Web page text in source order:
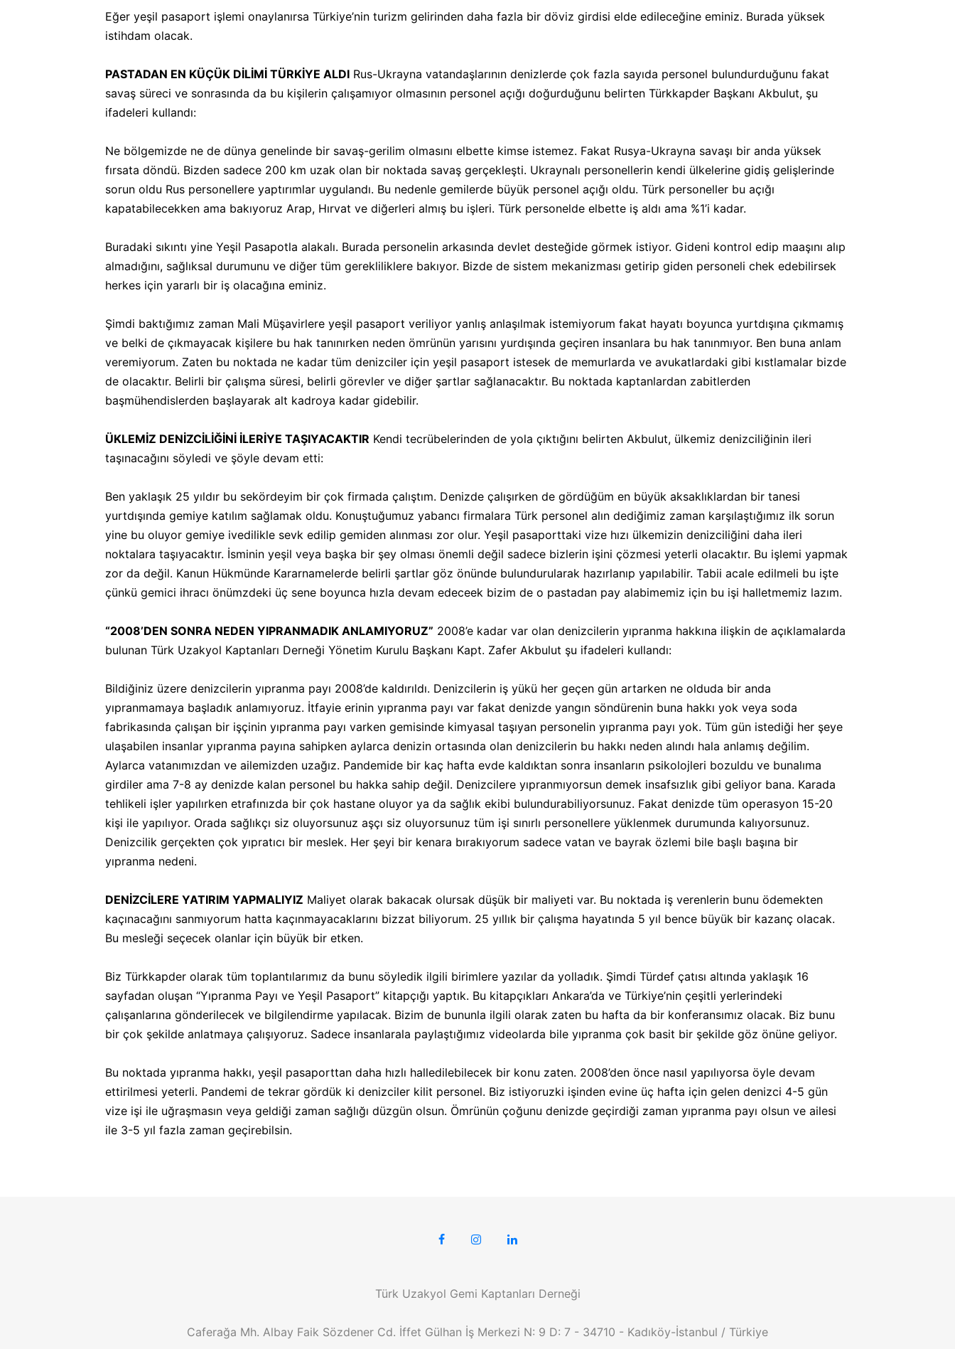
Eğer yeşil pasaport işlemi onaylanırsa Türkiye’nin turizm gelirinden daha fazla bir döviz girdisi elde edileceğine eminiz. Burada yüksek
istihdam olacak.
PASTADAN EN KÜÇÜK DİLİMİ TÜRKİYE ALDI Rus-Ukrayna vatandaşlarının denizlerde çok fazla sayıda personel bulundurduğunu fakat
savaş süreci ve sonrasında da bu kişilerin çalışamıyor olmasının personel açığı doğurduğunu belirten Türkkapder Başkanı Akbulut, şu
ifadeleri kullandı:
Ne bölgemizde ne de dünya genelinde bir savaş-gerilim olmasını elbette kimse istemez. Fakat Rusya-Ukrayna savaşı bir anda yüksek
fırsata döndü. Bizden sadece 200 km uzak olan bir noktada savaş gerçekleşti. Ukraynalı personellerin kendi ülkelerine gidiş gelişlerinde
sorun oldu Rus personellere yaptırımlar uygulandı. Bu nedenle gemilerde büyük personel açığı oldu. Türk personeller bu açığı
kapatabilecekken ama bakıyoruz Arap, Hırvat ve diğerleri almış bu işleri. Türk personelde elbette iş aldı ama %1’i kadar.
Buradaki sıkıntı yine Yeşil Pasapotla alakalı. Burada personelin arkasında devlet desteğide görmek istiyor. Gideni kontrol edip maaşını alıp
almadığını, sağlıksal durumunu ve diğer tüm gerekliliklere bakıyor. Bizde de sistem mekanizması getirip giden personeli chek edebilirsek
herkes için yararlı bir iş olacağına eminiz.
Şimdi baktığımız zaman Mali Müşavirlere yeşil pasaport veriliyor yanlış anlaşılmak istemiyorum fakat hayatı boyunca yurtdışına çıkmamış
ve belki de çıkmayacak kişilere bu hak tanınırken neden ömrünün yarısını yurdışında geçiren insanlara bu hak tanınmıyor. Ben buna anlam
veremiyorum. Zaten bu noktada ne kadar tüm denizciler için yeşil pasaport istesek de memurlarda ve avukatlardaki gibi kıstlamalar bizde
de olacaktır. Belirli bir çalışma süresi, belirli görevler ve diğer şartlar sağlanacaktır. Bu noktada kaptanlardan zabitlerden
başmühendislerden başlayarak alt kadroya kadar gidebilir.
ÜKLEMİZ DENİZCİLİĞİNİ İLERİYE TAŞIYACAKTIR Kendi tecrübelerinden de yola çıktığını belirten Akbulut, ülkemiz denizciliğinin ileri
taşınacağını söyledi ve şöyle devam etti:
Ben yaklaşık 25 yıldır bu sekördeyim bir çok firmada çalıştım. Denizde çalışırken de gördüğüm en büyük aksaklıklardan bir tanesi
yurtdışında gemiye katılım sağlamak oldu. Konuştuğumuz yabancı firmalara Türk personel alın dediğimiz zaman karşılaştığımız ilk sorun
yine bu oluyor gemiye ivedilikle sevk edilip gemiden alınması zor olur. Yeşil pasaporttaki vize hızı ülkemizin denizciliğini daha ileri
noktalara taşıyacaktır. İsminin yeşil veya başka bir şey olması önemli değil sadece bizlerin işini çözmesi yeterli olacaktır. Bu işlemi yapmak
zor da değil. Kanun Hükmünde Kararnamelerde belirli şartlar göz önünde bulundurularak hazırlanıp yapılabilir. Tabii acale edilmeli bu işte
çünkü gemici ihracı önümzdeki üç sene boyunca hızla devam edeceek bizim de o pastadan pay alabimemiz için bu işi halletmemiz lazım.
“2008’DEN SONRA NEDEN YIPRANMADIK ANLAMIYORUZ” 2008’e kadar var olan denizcilerin yıpranma hakkına ilişkin de açıklamalarda
bulunan Türk Uzakyol Kaptanları Derneği Yönetim Kurulu Başkanı Kapt. Zafer Akbulut şu ifadeleri kullandı:
Bildiğiniz üzere denizcilerin yıpranma payı 2008’de kaldırıldı. Denizcilerin iş yükü her geçen gün artarken ne olduda bir anda
yıpranmamaya başladık anlamıyoruz. İtfayie erinin yıpranma payı var fakat denizde yangın söndürenin buna hakkı yok veya soda
fabrikasında çalışan bir işçinin yıpranma payı varken gemisinde kimyasal taşıyan personelin yıpranma payı yok. Tüm gün istediği her şeye
ulaşabilen insanlar yıpranma payına sahipken aylarca denizin ortasında olan denizcilerin bu hakkı neden alındı hala anlamış değilim.
Aylarca vatanımızdan ve ailemizden uzağız. Pandemide bir kaç hafta evde kaldıktan sonra insanların psikolojleri bozuldu ve bunalıma
girdiler ama 7-8 ay denizde kalan personel bu hakka sahip değil. Denizcilere yıpranmıyorsun demek insafsızlık gibi geliyor bana. Karada
tehlikeli işler yapılırken etrafınızda bir çok hastane oluyor ya da sağlık ekibi bulundurabiliyorsunuz. Fakat denizde tüm operasyon 15-20
kişi ile yapılıyor. Orada sağlıkçı siz oluyorsunuz aşçı siz oluyorsunuz tüm işi sınırlı personellere yüklenmek durumunda kalıyorsunuz.
Denizcilik gerçekten çok yıpratıcı bir meslek. Her şeyi bir kenara bırakıyorum sadece vatan ve bayrak özlemi bile başlı başına bir
yıpranma nedeni.
DENİZCİLERE YATIRIM YAPMALIYIZ Maliyet olarak bakacak olursak düşük bir maliyeti var. Bu noktada iş verenlerin bunu ödemekten
kaçınacağını sanmıyorum hatta kaçınmayacaklarını bizzat biliyorum. 25 yıllık bir çalışma hayatında 5 yıl bence büyük bir kazanç olacak.
Bu mesleği seçecek olanlar için büyük bir etken.
Biz Türkkapder olarak tüm toplantılarımız da bunu söyledik ilgili birimlere yazılar da yolladık. Şimdi Türdef çatısı altında yaklaşık 16
sayfadan oluşan “Yıpranma Payı ve Yeşil Pasaport” kitapçığı yaptık. Bu kitapçıkları Ankara’da ve Türkiye’nin çeşitli yerlerindeki
çalışanlarına gönderilecek ve bilgilendirme yapılacak. Bizim de bununla ilgili olarak zaten bu hafta da bir konferansımız olacak. Biz bunu
bir çok şekilde anlatmaya çalışıyoruz. Sadece insanlarala paylaştığımız videolarda bile yıpranma çok basit bir şekilde göz önüne geliyor.
Bu noktada yıpranma hakkı, yeşil pasaporttan daha hızlı halledilebilecek bir konu zaten. 2008’den önce nasıl yapılıyorsa öyle devam
ettirilmesi yeterli. Pandemi de tekrar gördük ki denizciler kilit personel. Biz istiyoruzki işinden evine üç hafta için gelen denizci 4-5 gün
vize işi ile uğraşmasın veya geldiği zaman sağlığı düzgün olsun. Ömrünün çoğunu denizde geçirdiği zaman yıpranma payı olsun ve ailesi
ile 3-5 yıl fazla zaman geçirebilsin.
Türk Uzakyol Gemi Kaptanları Derneği
Caferağa Mh. Albay Faik Sözdener Cd. İffet Gülhan İş Merkezi N: 9 D: 7 - 34710 - Kadıköy-İstanbul / Türkiye